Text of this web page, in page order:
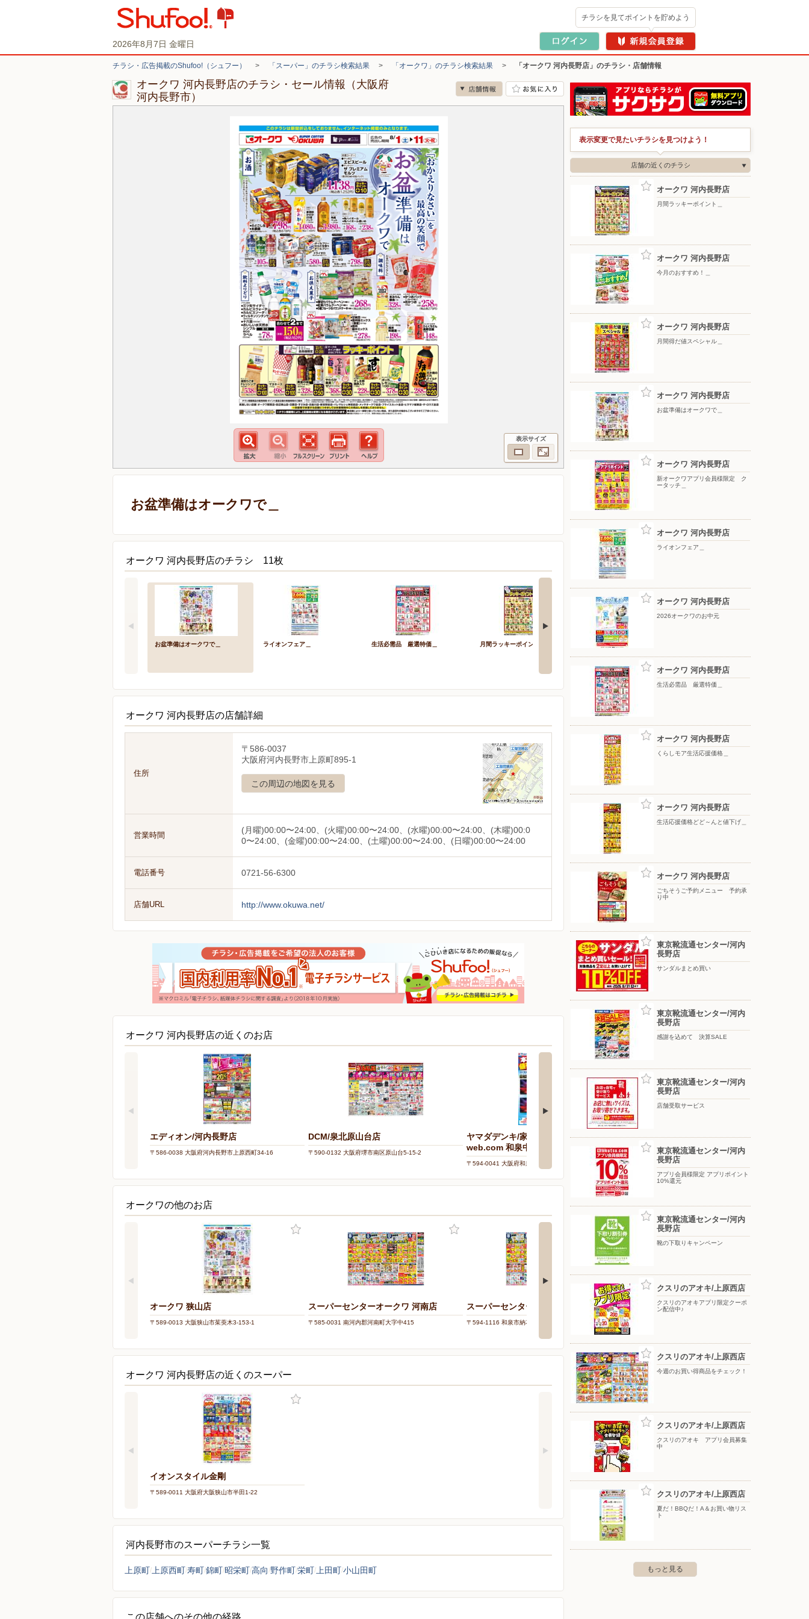
2026年8月7日 金曜日
チラシを見てポイントを貯めよう
チラシ・広告掲載のShufoo!（シュフー） > 「スーパー」のチラシ検索結果 > 「オークワ」のチラシ検索結果 > 「オークワ 河内長野店」のチラシ・店舗情報
オークワ 河内長野店のチラシ・セール情報（大阪府
河内長野市）
表示サイズ
お盆準備はオークワで＿
オークワ 河内長野店のチラシ 11枚
お盆準備はオークワで＿ ライオンフェア＿ 生活必需品 厳選特価＿ 月間ラッキーポイント＿ 月間得だ値スペシャル＿
オークワ 河内長野店の店舗詳細
住所
〒586-0037
大阪府河内長野市上原町895-1
この周辺の地図を見る
営業時間
(月曜)00:00〜24:00、(火曜)00:00〜24:00、(水曜)00:00〜24:00、(木曜)00:0
0〜24:00、(金曜)00:00〜24:00、(土曜)00:00〜24:00、(日曜)00:00〜24:00
電話番号 0721-56-6300
店舗URL http://www.okuwa.net/
オークワ 河内長野店の近くのお店
エディオン/河内長野店
〒586-0038 大阪府河内長野市上原西町34-16
DCM/泉北原山台店
〒590-0132 大阪府堺市南区原山台5-15-2
ヤマダデンキ/家電住まいる館×YAMADA
web.com 和泉中央本店
〒594-0041 大阪府和泉市いぶき野5-1-3
エディオン/八尾店
〒581-0803 大阪府八尾市光町2-60 八尾西武7F
オークワの他のお店
オークワ 狭山店
〒589-0013 大阪狭山市茱萸木3-153-1
スーパーセンターオークワ 河南店
〒585-0031 南河内郡河南町大字中415
スーパーセンターオークワ 和泉納花店
〒594-1116 和泉市納花町313
オークワ富田林旭ヶ丘店
〒584-0006 富田林市旭ヶ丘町14番43号
オークワ 河内長野店の近くのスーパー
イオンスタイル金剛
〒589-0011 大阪府大阪狭山市半田1-22
河内長野市のスーパーチラシ一覧
上原町 上原西町寿町錦町 昭栄町高向 野作町栄町 上田町小山田町
この店舗へのその他の経路
表示変更で見たいチラシを見つけよう！
店舗の近くのチラシ
オークワ 河内長野店
月間ラッキーポイント＿
オークワ 河内長野店
今月のおすすめ！＿
オークワ 河内長野店
月間得だ値スペシャル＿
オークワ 河内長野店
お盆準備はオークワで＿
オークワ 河内長野店
新オークワアプリ会員様限定 ク
ータッチ＿
オークワ 河内長野店
ライオンフェア＿
オークワ 河内長野店
2026オークワのお中元
オークワ 河内長野店
生活必需品 厳選特価＿
オークワ 河内長野店
くらしモア生活応援価格＿
オークワ 河内長野店
生活応援価格どど～んと値下げ＿
オークワ 河内長野店
ごちそうご予約メニュー 予約承
り中
東京靴流通センター/河内
長野店
サンダルまとめ買い
東京靴流通センター/河内
長野店
感謝を込めて 決算SALE
東京靴流通センター/河内
長野店
店舗受取サービス
東京靴流通センター/河内
長野店
アプリ会員様限定 アプリポイント
10%還元
東京靴流通センター/河内
長野店
靴の下取りキャンペーン
クスリのアオキ/上原西店
クスリのアオキアプリ限定クーポ
ン配信中♪
クスリのアオキ/上原西店
今週のお買い得商品をチェック！
クスリのアオキ/上原西店
クスリのアオキ アプリ会員募集
中
クスリのアオキ/上原西店
夏だ！BBQだ！A＆お買い物リス
ト
もっと見る